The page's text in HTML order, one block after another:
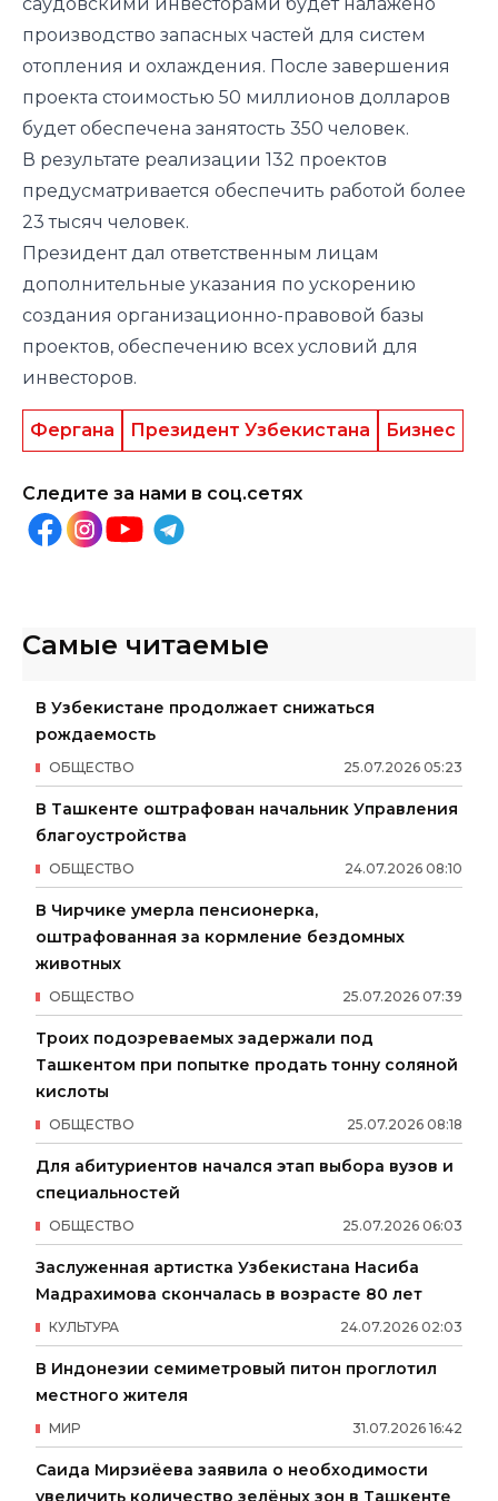
производство запасных частей для систем
отопления и охлаждения. После завершения
проекта стоимостью 50 миллионов долларов
будет обеспечена занятость 350 человек.
В результате реализации 132 проектов
предусматривается обеспечить работой более
23 тысяч человек.
Президент дал ответственным лицам
дополнительные указания по ускорению
создания организационно-правовой базы
проектов, обеспечению всех условий для
инвесторов.
Фергана Президент Узбекистана Бизнес
Следите за нами в соц.сетях
Самые читаемые
В Узбекистане продолжает снижаться
рождаемость
25.07.2026 05:23
ОБЩЕСТВО
В Ташкенте оштрафован начальник Управления
благоустройства
24.07.2026 08:10
ОБЩЕСТВО
В Чирчике умерла пенсионерка,
оштрафованная за кормление бездомных
животных
25.07.2026 07:39
ОБЩЕСТВО
Троих подозреваемых задержали под
Ташкентом при попытке продать тонну соляной
кислоты
25.07.2026 08:18
ОБЩЕСТВО
Для абитуриентов начался этап выбора вузов и
специальностей
25.07.2026 06:03
ОБЩЕСТВО
Заслуженная артистка Узбекистана Насиба
Мадрахимова скончалась в возрасте 80 лет
24.07.2026 02:03
КУЛЬТУРА
В Индонезии семиметровый питон проглотил
местного жителя
31.07.2026 16:42
МИР
Саида Мирзиёева заявила о необходимости
увеличить количество зелёных зон в Ташкенте